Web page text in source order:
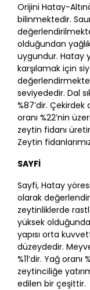
Orijini Hatay-
bilinmektedir.
olduğundan
uygundur. Hatay
karşılamak için
seviyededir. Dal
%87’dir. Çekirdek
oranı %22’nin
zeytin fidanı
Zeytin
SAYFİ
Sayfi, Hatay
olarak
zeytinliklerde
yüksek
yapısı orta
düzeydedir.
%11’dir. Yağ
zeytinciliğe
edilen bir çeşittir.